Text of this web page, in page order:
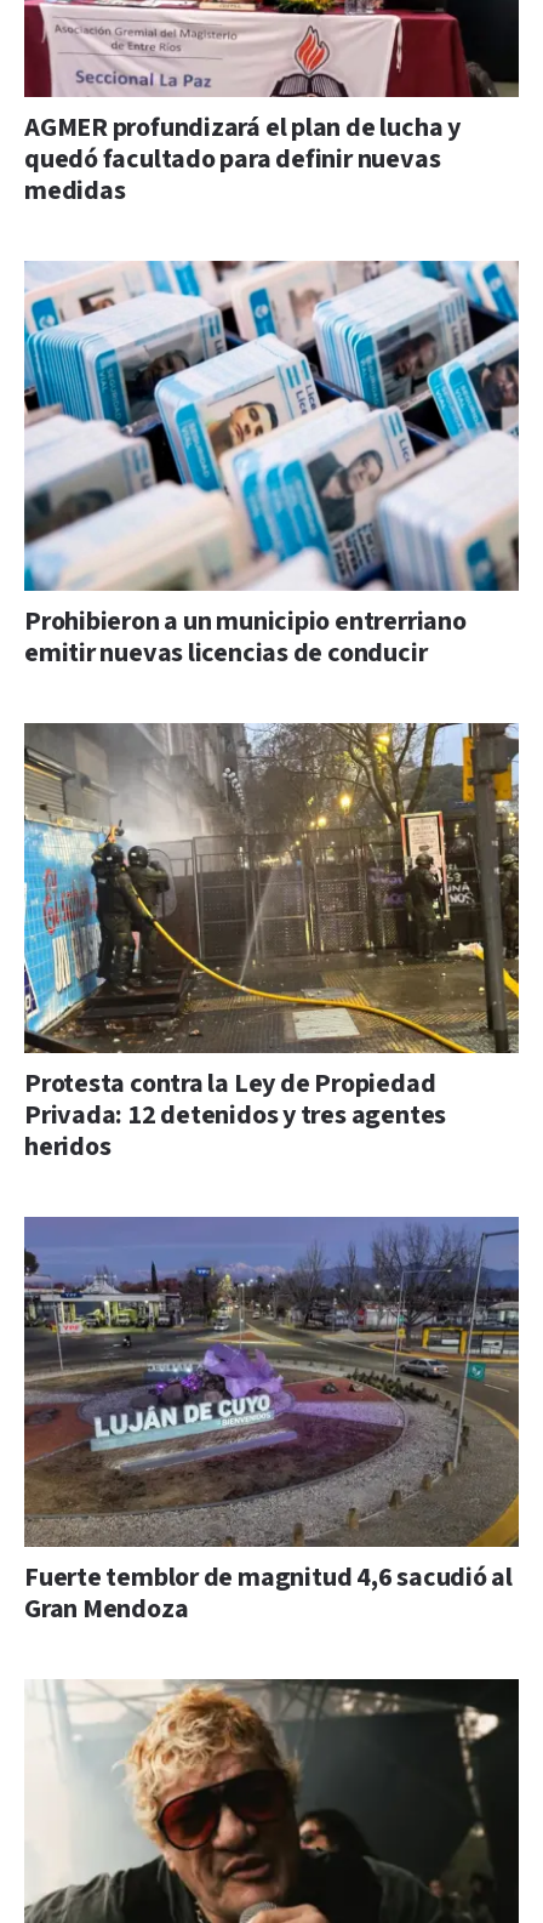
AGMER profundizará el plan de lucha y
quedó facultado para definir nuevas
medidas
Prohibieron a un municipio entrerriano
emitir nuevas licencias de conducir
Protesta contra la Ley de Propiedad
Privada: 12 detenidos y tres agentes
heridos
Fuerte temblor de magnitud 4,6 sacudió al
Gran Mendoza